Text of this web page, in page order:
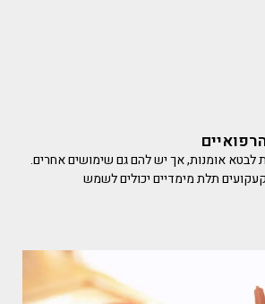
לבטא אומנות, אך יש להם גם שימושים אחרים.
תלת מימדיים יכולים לשמש